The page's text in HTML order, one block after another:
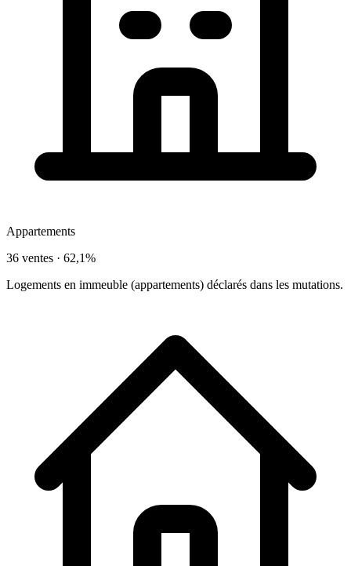
Appartements
36 ventes · 62,1%
Logements en immeuble (appartements) déclarés dans les mutations.